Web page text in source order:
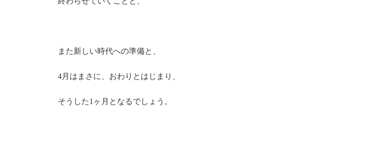
また新しい時代への準備と、
4月はまさに、おわりとはじまり、
そうした1ヶ月となるでしょう。